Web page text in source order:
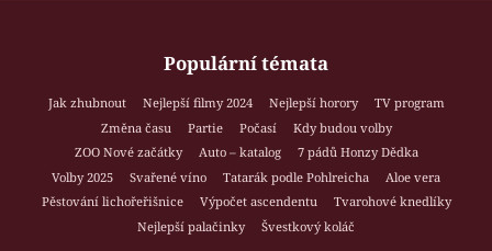
Populární témata
Jak zhubnout Nejlepší filmy 2024 Nejlepší horory
TV program
Změna času
Partie Počasí
Kdy budou volby
ZOO Nové začátky
Auto – katalog
7 pádů Honzy Dědka
Volby 2025
Svařené víno Tatarák podle Pohlreicha
Aloe vera
Pěstování lichořeřišnice
Výpočet ascendentu
Tvarohové knedlíky
Nejlepší palačinky
Švestkový koláč